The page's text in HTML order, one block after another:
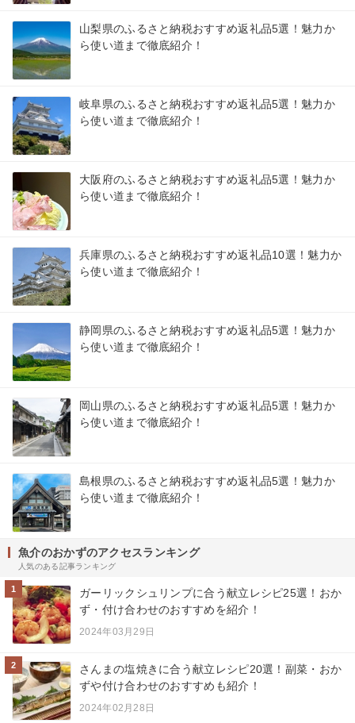
山梨県のふるさと納税おすすめ返礼品5選！魅力か
ら使い道まで徹底紹介！
岐阜県のふるさと納税おすすめ返礼品5選！魅力か
ら使い道まで徹底紹介！
大阪府のふるさと納税おすすめ返礼品5選！魅力か
ら使い道まで徹底紹介！
兵庫県のふるさと納税おすすめ返礼品10選！魅力か
ら使い道まで徹底紹介！
静岡県のふるさと納税おすすめ返礼品5選！魅力か
ら使い道まで徹底紹介！
岡山県のふるさと納税おすすめ返礼品5選！魅力か
ら使い道まで徹底紹介！
島根県のふるさと納税おすすめ返礼品5選！魅力か
ら使い道まで徹底紹介！
魚介のおかずのアクセスランキング
人気のある記事ランキング
1
ガーリックシュリンプに合う献立レシピ25選！おか
ず・付け合わせのおすすめを紹介！
2024年03月29日
2
さんまの塩焼きに合う献立レシピ20選！副菜・おか
ずや付け合わせのおすすめも紹介！
2024年02月28日